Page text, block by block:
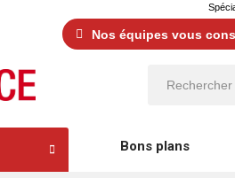
Nos équipes vous
Bons plans